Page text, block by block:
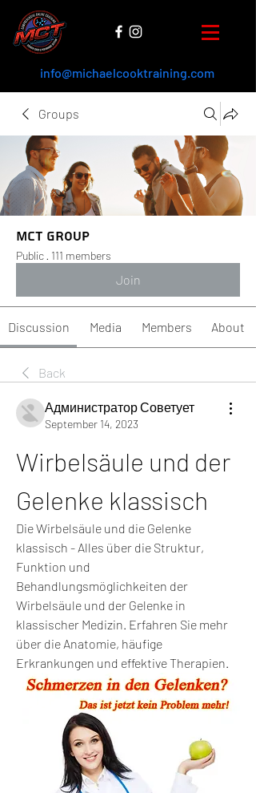
info@michaelcooktraining.com
Groups
MCT Group
Public · 111 members
Join
Discussion Media Members About
Back
Администратор Советует
September 14, 2023
Wirbelsäule und der
Gelenke klassisch
Die Wirbelsäule und die Gelenke
klassisch - Alles über die Struktur,
Funktion und
Behandlungsmöglichkeiten der
Wirbelsäule und der Gelenke in
klassischer Medizin. Erfahren Sie mehr
über die Anatomie, häufige
Erkrankungen und effektive Therapien.